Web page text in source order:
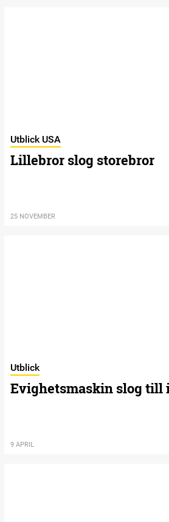
Utblick USA
Lillebror slog storebror
25 NOVEMBER
Utblick
Evighetsmaskin slog till
9 APRIL